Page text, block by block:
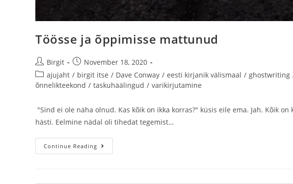
Töösse ja õppimisse mattunud
Birgit
November 18, 2020
ajujaht / birgit itse / Dave Conway / eesti kirjanik välismaal / ghostwriting
õnnelikteekond / taskuhäälingud / varikirjutamine
"Sind ei ole näha olnud. Kas kõik on ikka korras?" küsis eile ema. Jah. Kõik
hästi. Eelmine nädal oli tihedat tegemist…
Continue Reading